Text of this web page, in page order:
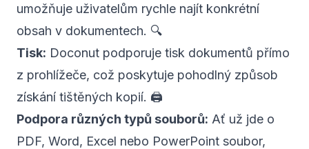
umožňuje uživatelům rychle najít konkrétní
obsah v dokumentech. 🔍
Tisk: Doconut podporuje tisk dokumentů přímo
z prohlížeče, což poskytuje pohodlný způsob
získání tištěných kopií. 🖨️
Podpora různých typů souborů: Ať už jde o
PDF, Word, Excel nebo PowerPoint soubor,